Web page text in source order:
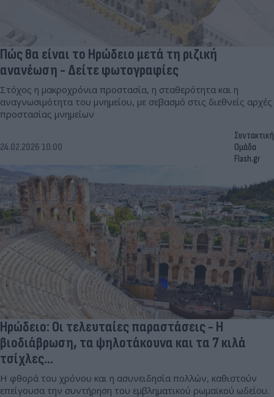
Πώς θα είναι το Ηρώδειο μετά τη ριζική
ανανέωση - Δείτε φωτογραφίες
Στόχος η μακροχρόνια προστασία, η σταθερότητα και η
αναγνωσιμότητα του μνημείου, με σεβασμό στις διεθνείς αρχές
προστασίας μνημείων
24.02.2026 10:00
Συντακτική
Ομάδα
Flash.gr
Ηρώδειο: Οι τελευταίες παραστάσεις - Η
βιοδιάβρωση, τα ψηλοτάκουνα και τα 7 κιλά
τσίχλες...
Η φθορά του χρόνου και η ασυνειδησία πολλών, καθιστούν
επείγουσα την συντήρηση του εμβληματικού ρωμαϊκού ωδείου.